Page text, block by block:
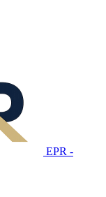
EPR -